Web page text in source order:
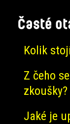
Časté
Kolik
Z čeho
zkoušky?
Jaké je